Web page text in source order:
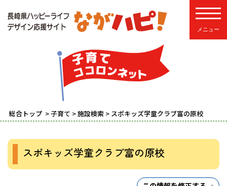
総合トップ >子育て >施設検索 > スポキッズ学童クラブ富の原校
スポキッズ学童クラブ富の原校